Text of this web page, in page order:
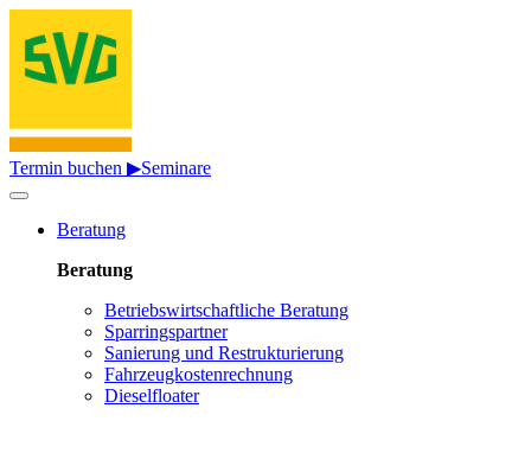
Termin buchen ▶Seminare
Beratung
Beratung
Betriebswirtschaftliche Beratung
Sparringspartner
Sanierung und Restrukturierung
Fahrzeugkostenrechnung
Dieselfloater